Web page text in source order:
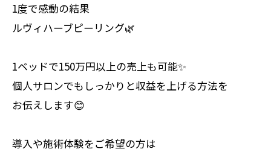
1度で感動の結果
ルヴィハーブピーリング🌿
1ベッドで150万円以上の売上も可能✨
個人サロンでもしっかりと収益を上げる方法を
お伝えします😊
導入や施術体験をご希望の方は